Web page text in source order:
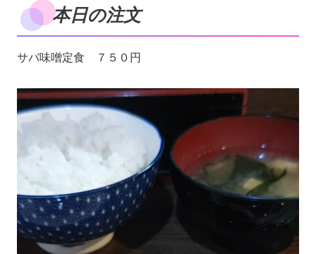
本日の注文
サバ味噌定食 ７５０円